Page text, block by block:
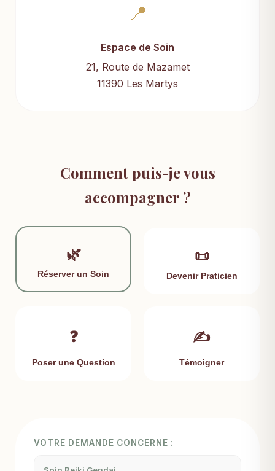
📍
Espace de Soin
21, Route de Mazamet
11390 Les Martys
Comment puis-je vous
accompagner ?
🌿
Réserver un Soin
📜
Devenir Praticien
❓
Poser une Question
✍️
Témoigner
VOTRE DEMANDE CONCERNE :